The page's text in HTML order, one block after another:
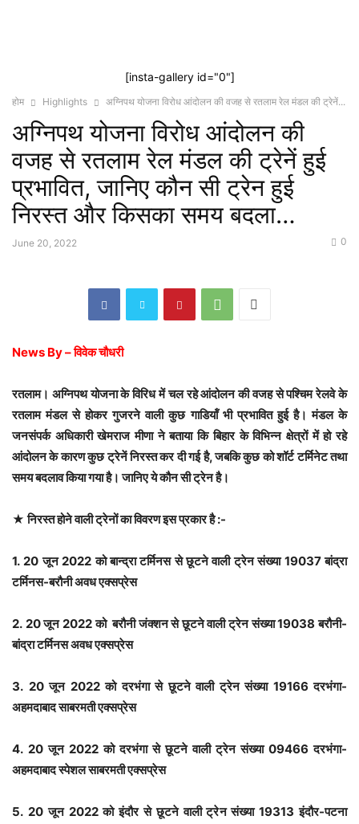
[insta-gallery id="0"]
होम Highlights अग्निपथ योजना विरोध आंदोलन की वजह से रतलाम रेल मंडल की ट्रेनें...
अग्निपथ योजना विरोध आंदोलन की
वजह से रतलाम रेल मंडल की ट्रेनें हुई
प्रभावित, जानिए कौन सी ट्रेन हुई
निरस्त और किसका समय बदला…
June 20, 2022 0
News By – विवेक चौधरी
रतलाम। अग्निपथ योजना के विरिध में चल रहे आंदोलन की वजह से पश्चिम रेलवे के
रतलाम मंडल से होकर गुजरने वाली कुछ गाडियॉं भी प्रभावित हुई है। मंडल के
जनसंपर्क अधिकारी खेमराज मीणा ने बताया कि बिहार के विभिन्न क्षेत्रों में हो रहे
आंदोलन के कारण कुछ ट्रेनें निरस्‍त कर दी गई है, जबकि कुछ को शॉर्ट टर्मिनेट तथा
समय बदलाव किया गया है। जानिए ये कौन सी ट्रेन है।
★ निरस्त होने वाली ट्रेनों का विवरण इस प्रकार है :-
1. 20 जून 2022 को बान्‍द्रा टर्मिनस से छूटने वाली ट्रेन संख्या 19037 बांद्रा
टर्मिनस-बरौनी अवध एक्सप्रेस
2. 20 जून 2022 को बरौनी जंक्‍शन से छूटने वाली ट्रेन संख्या 19038 बरौनी-
बांद्रा टर्मिनस अवध एक्सप्रेस
3. 20 जून 2022 को दरभंगा से छूटने वाली ट्रेन संख्या 19166 दरभंगा-
अहमदाबाद साबरमती एक्सप्रेस
4. 20 जून 2022 को दरभंगा से छूटने वाली ट्रेन संख्या 09466 दरभंगा-
अहमदाबाद स्पेशल साबरमती एक्सप्रेस
5. 20 जून 2022 को इंदौर से छूटने वाली ट्रेन संख्या 19313 इंदौर-पटना